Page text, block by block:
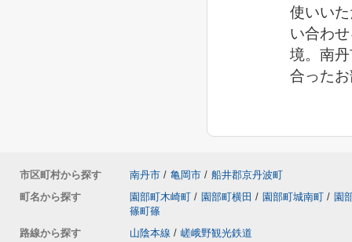
使いい
い合わ
境。南
合った
市区町村から探す 南丹市 / 亀岡市 / 船井郡京丹波町
町名から探す
園部町木崎町 / 園部町横田 / 園部町城南町 / 園
篠町篠
路線から探す
山陰本線 / 嵯峨野観光鉄道